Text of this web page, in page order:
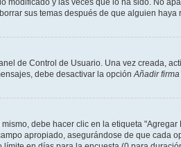
modificado y las veces que lo ha sido. No
sus temas después de que alguien haya
de Control de Usuario. Una vez creada,
debe desactivar la opciónAñadir firma
debe hacer clic en la etiqueta
apropiado, asegurándose de que